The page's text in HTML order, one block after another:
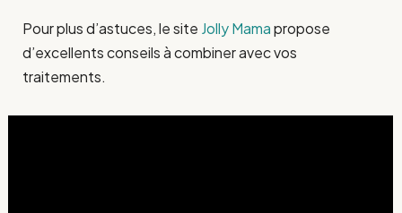
Pour plus d’astuces, le site Jolly Mamapropose
d’excellents conseils à combiner avec vos
traitements.